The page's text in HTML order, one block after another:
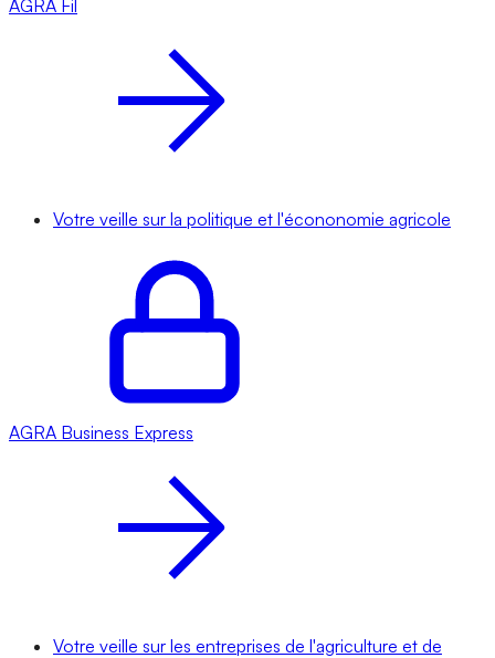
AGRA Fil
Votre veille sur la politique et l'écononomie agricole
AGRA Business Express
Votre veille sur les entreprises de l'agriculture et de